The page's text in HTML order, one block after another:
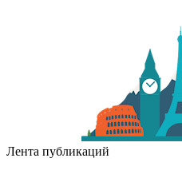
Лента публикаций